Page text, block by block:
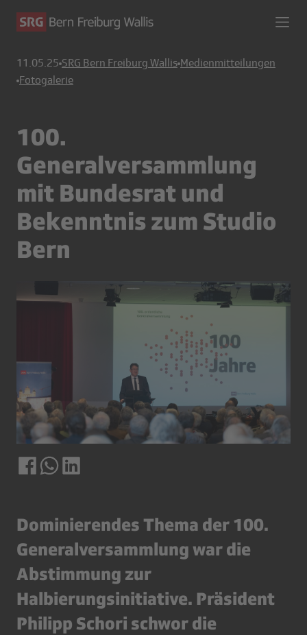
11.05.25 SRG Bern Freiburg Wallis Medienmitteilungen
Fotogalerie
100.
Generalversammlung
mit Bundesrat und
Bekenntnis zum Studio
Bern
Dominierendes Thema der 100.
Generalversammlung war die
Abstimmung zur
Halbierungsinitiative. Präsident
Philipp Schori schwor die